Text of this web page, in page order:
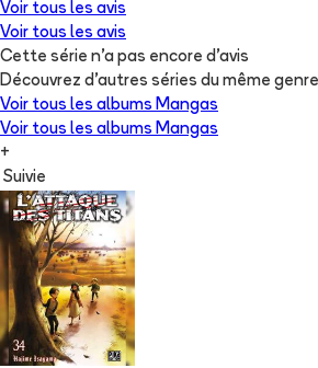
Voir tous les avis
Voir tous les avis
Cette série n'a pas encore d'avis
Découvrez d'autres séries du même genre
Voir tous les albums Mangas
Voir tous les albums Mangas
+
Suivie